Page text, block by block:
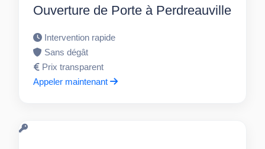
Ouverture de Porte à Perdreauville
Intervention rapide
Sans dégât
Prix transparent
Appeler maintenant